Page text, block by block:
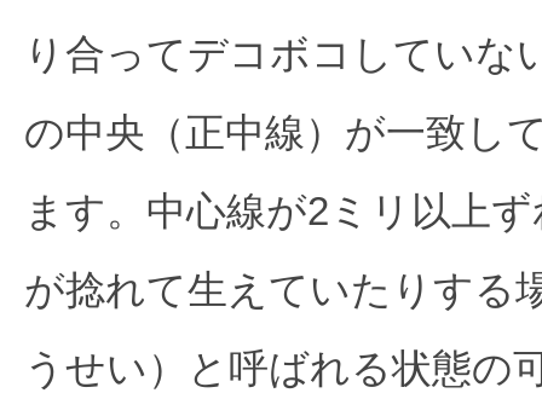
り合ってデコボコしていな
の中央（正中線）が一致し
ます。中心線が2ミリ以上
が捻れて生えていたりする
うせい）と呼ばれる状態の